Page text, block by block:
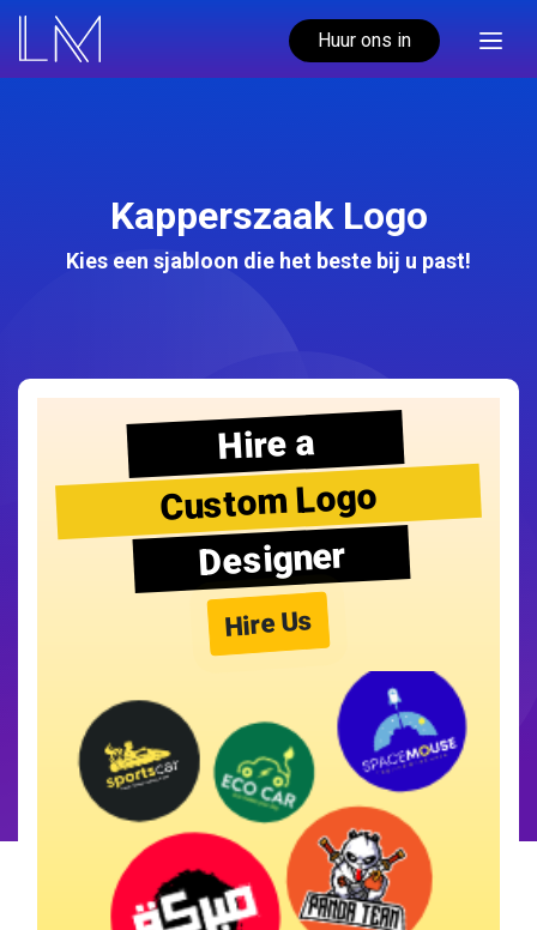
Huur ons in
Kapperszaak Logo
Kies een sjabloon die het beste bij u past!
Hire a
Custom Logo
Designer
Hire Us